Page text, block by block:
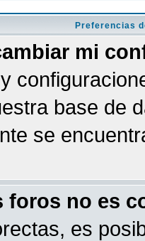
Preferencias
mi
base de
se
foros no es
es